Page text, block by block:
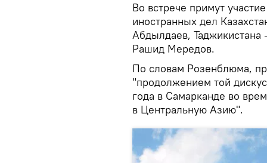
Во встрече примут
иностранных дел
Абдылдаев,
Рашид Мередов.
По словам Розенблюма,
"продолжением той
года в Самарканде во
в Центральную Азию".